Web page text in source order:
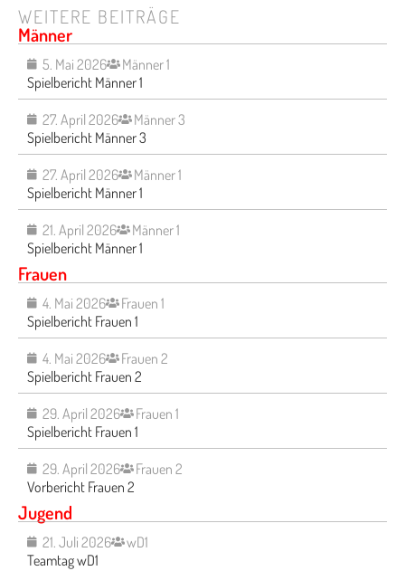
WEITERE BEITRÄGE
Männer
5. Mai 2026
Männer 1
Spielbericht Männer 1
27. April 2026
Männer 3
Spielbericht Männer 3
27. April 2026
Männer 1
Spielbericht Männer 1
21. April 2026
Männer 1
Spielbericht Männer 1
Frauen
4. Mai 2026
Frauen 1
Spielbericht Frauen 1
4. Mai 2026
Frauen 2
Spielbericht Frauen 2
29. April 2026
Frauen 1
Spielbericht Frauen 1
29. April 2026
Frauen 2
Vorbericht Frauen 2
Jugend
21. Juli 2026
wD1
Teamtag wD1